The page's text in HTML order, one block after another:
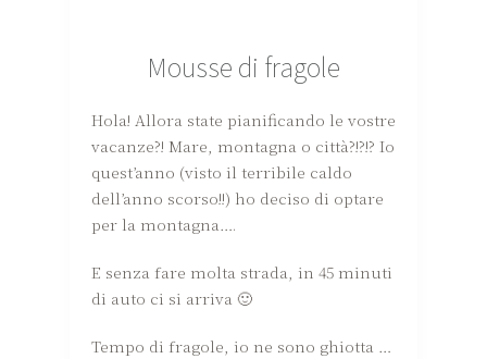
Mousse di fragole
Hola! Allora state pianificando le vostre
vacanze?! Mare, montagna o città?!?!? Io
quest’anno (visto il terribile caldo
dell’anno scorso!!) ho deciso di optare
per la montagna….
E senza fare molta strada, in 45 minuti
di auto ci si arriva 🙂
Tempo di fragole, io ne sono ghiotta …